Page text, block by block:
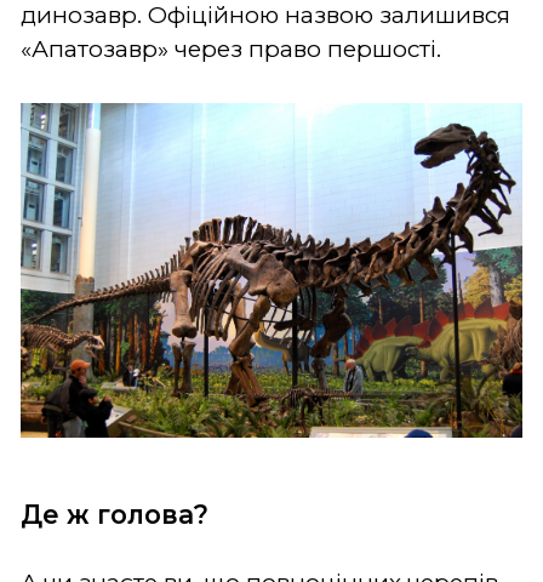
динозавр. Офіційною назвою залишився
«Апатозавр» через право першості.
Де ж голова?